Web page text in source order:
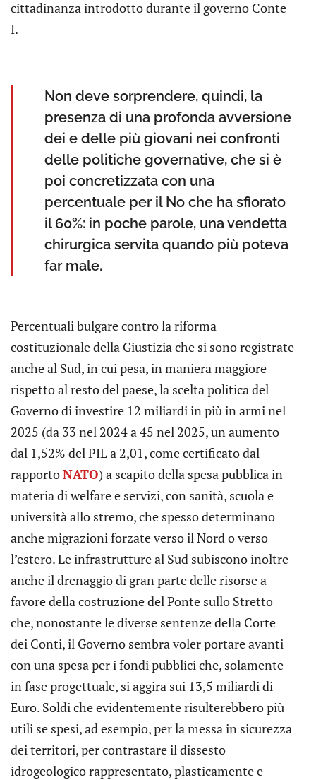
cittadinanza introdotto durante il governo Conte
I.
Non deve sorprendere, quindi, la
presenza di una profonda avversione
dei e delle più giovani nei confronti
delle politiche governative, che si è
poi concretizzata con una
percentuale per il No che ha sfiorato
il 60%: in poche parole, una vendetta
chirurgica servita quando più poteva
far male.
Percentuali bulgare contro la riforma
costituzionale della Giustizia che si sono registrate
anche al Sud, in cui pesa, in maniera maggiore
rispetto al resto del paese, la scelta politica del
Governo di investire 12 miliardi in più in armi nel
2025 (da 33 nel 2024 a 45 nel 2025, un aumento
dal 1,52% del PIL a 2,01, come certificato dal
rapportoNATO) a scapito della spesa pubblica in
materia di welfare e servizi, con sanità, scuola e
università allo stremo, che spesso determinano
anche migrazioni forzate verso il Nord o verso
l’estero. Le infrastrutture al Sud subiscono inoltre
anche il drenaggio di gran parte delle risorse a
favore della costruzione del Ponte sullo Stretto
che, nonostante le diverse sentenze della Corte
dei Conti, il Governo sembra voler portare avanti
con una spesa per i fondi pubblici che, solamente
in fase progettuale, si aggira sui 13,5 miliardi di
Euro. Soldi che evidentemente risulterebbero più
utili se spesi, ad esempio, per la messa in sicurezza
dei territori, per contrastare il dissesto
idrogeologico rappresentato, plasticamente e